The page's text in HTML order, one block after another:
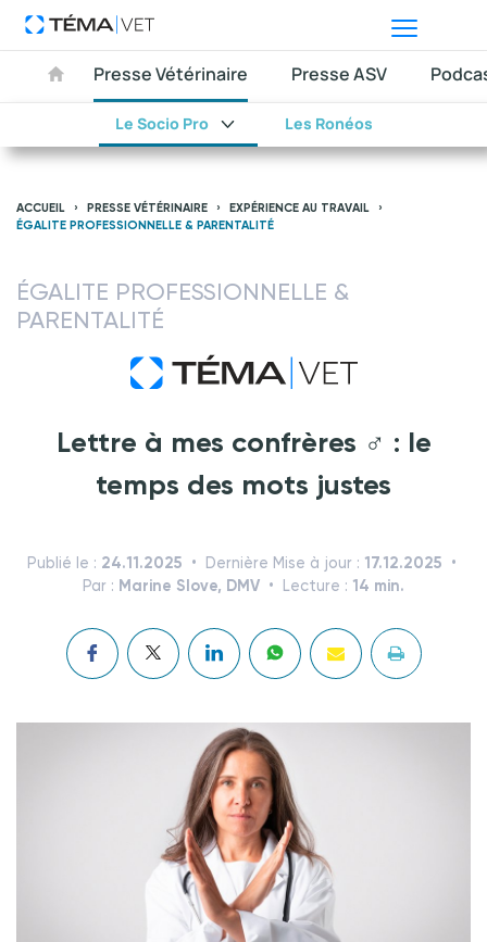
Presse Vétérinaire
Le Socio Pro Les Ronéos
Presse ASV
ACCUEIL PRESSE VÉTÉRINAIRE
EXPÉRIENCE AU TRAVAIL
ÉGALITE PROFESSIONNELLE & PARENTALITÉ
ÉGALITE PROFESSIONNELLE &
PARENTALITÉ
Lettre à mes confrères ♂︎ : le
temps des mots justes
Publié le : 24.11.2025 Dernière Mise à jour : 17.12.2025
Par : Marine Slove, DMV Lecture : 14 min.